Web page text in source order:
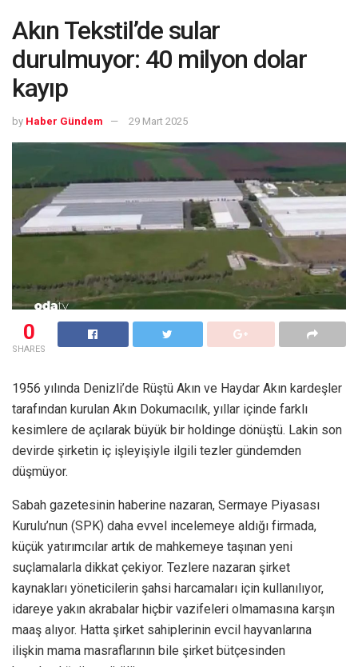
Akın Tekstil’de sular
durulmuyor: 40 milyon dolar
kayıp
by Haber Gündem 29 Mart 2025
0
SHARES
1956 yılında Denizli’de Rüştü Akın ve Haydar Akın kardeşler
tarafından kurulan Akın Dokumacılık, yıllar içinde farklı
kesimlere de açılarak büyük bir holdinge dönüştü. Lakin son
devirde şirketin iç işleyişiyle ilgili tezler gündemden
düşmüyor.
Sabah gazetesinin haberine nazaran, Sermaye Piyasası
Kurulu’nun (SPK) daha evvel incelemeye aldığı firmada,
küçük yatırımcılar artık de mahkemeye taşınan yeni
suçlamalarla dikkat çekiyor. Tezlere nazaran şirket
kaynakları yöneticilerin şahsi harcamaları için kullanılıyor,
idareye yakın akrabalar hiçbir vazifeleri olmamasına karşın
maaş alıyor. Hatta şirket sahiplerinin evcil hayvanlarına
ilişkin mama masraflarının bile şirket bütçesinden